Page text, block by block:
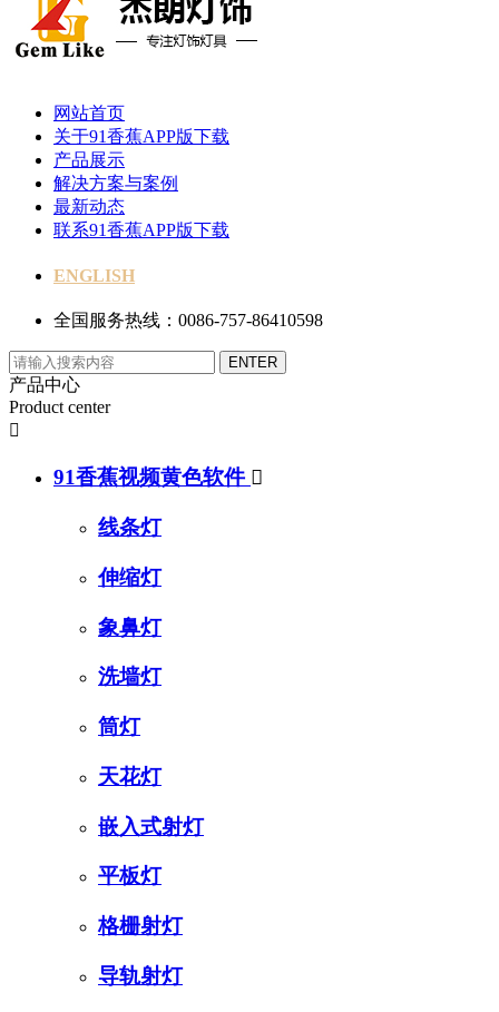
网站首页
关于91香蕉APP版下载
产品展示
解决方案与案例
最新动态
联系91香蕉APP版下载
ENGLISH
全国服务热线：0086-757-86410598
产品中心
Product center

91香蕉视频黄色软件 
线条灯
伸缩灯
象鼻灯
洗墙灯
筒灯
天花灯
嵌入式射灯
平板灯
格栅射灯
导轨射灯